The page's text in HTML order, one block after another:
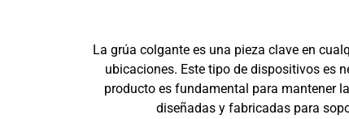
La grúa colgante es una pieza clave en
ubicaciones. Este tipo de dispositivos es
producto es fundamental para mantener
diseñadas y fabricadas para